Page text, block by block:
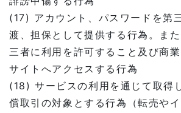
(17) アカウント、パスワードを第
渡、担保として提供する行為。ま
三者に利用を許可すること及び商
サイトへアクセスする行為
(18) サービスの利用を通じて取得
償取引の対象とする行為（転売や